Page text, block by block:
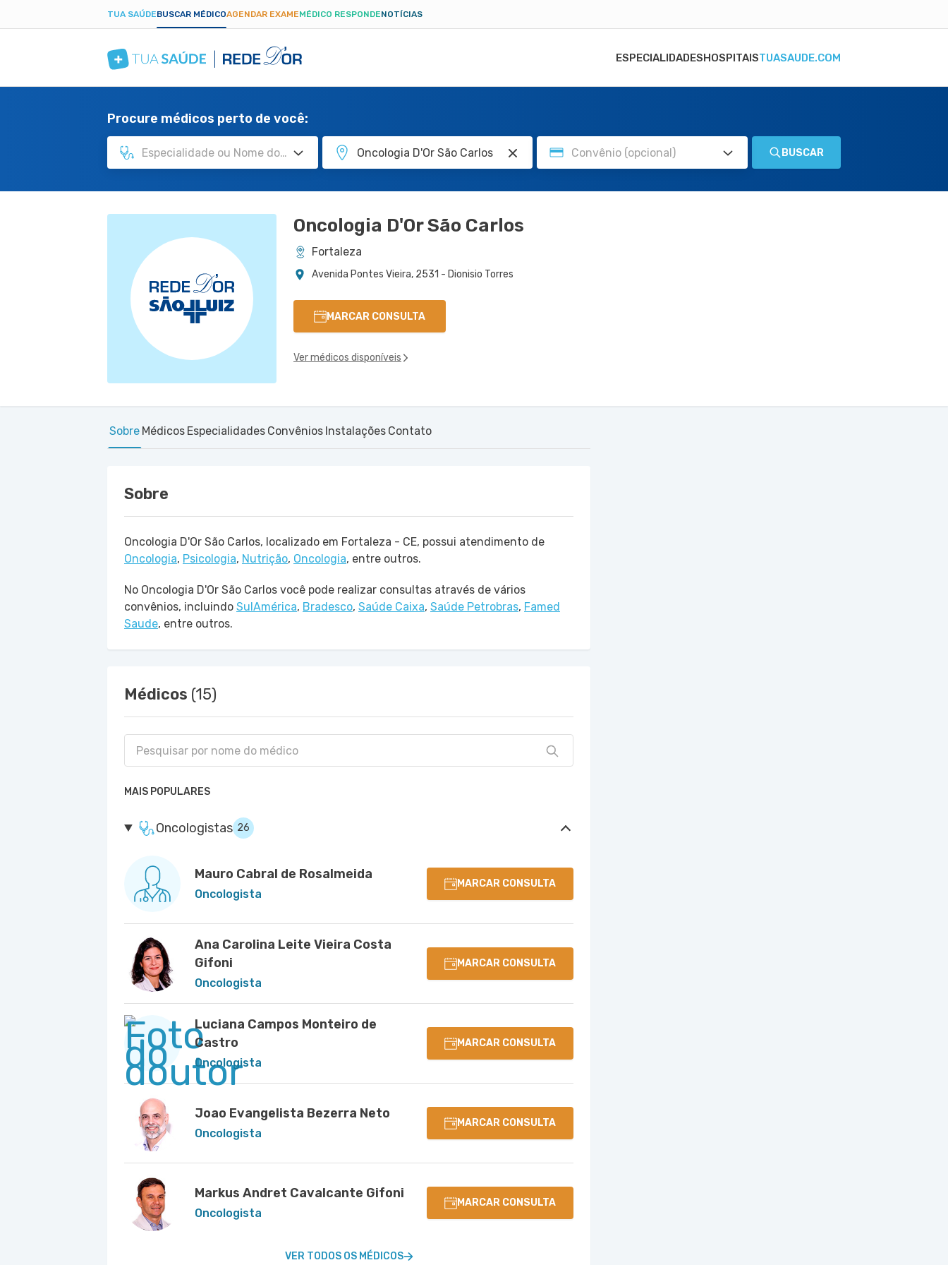
TUA SAÚDEBUSCAR MÉDICOAGENDAR EXAMEMÉDICO RESPONDENOTÍCIAS
ESPECIALIDADESHOSPITAISTUASAUDE.COM
Procure médicos perto de você:
BUSCAR
Oncologia D'Or São Carlos
Fortaleza
Avenida Pontes Vieira, 2531 - Dionisio Torres
MARCAR CONSULTA
Ver médicos disponíveis
Sobre Médicos Especialidades Convênios Instalações Contato
Sobre
Oncologia D'Or São Carlos, localizado em Fortaleza - CE, possui atendimento de
Oncologia, Psicologia, Nutrição, Oncologia, entre outros.
No Oncologia D'Or São Carlos você pode realizar consultas através de vários
convênios, incluindo SulAmérica, Bradesco, Saúde Caixa, Saúde Petrobras, Famed
Saude, entre outros.
Médicos (15)
MAIS POPULARES
Oncologistas 26
Mauro Cabral de Rosalmeida
Oncologista
MARCAR CONSULTA
Ana Carolina Leite Vieira Costa
Gifoni
Oncologista
MARCAR CONSULTA
Luciana Campos Monteiro de
Castro
Oncologista
MARCAR CONSULTA
Joao Evangelista Bezerra Neto
Oncologista
MARCAR CONSULTA
Markus Andret Cavalcante Gifoni
Oncologista
MARCAR CONSULTA
VER TODOS OS MÉDICOS